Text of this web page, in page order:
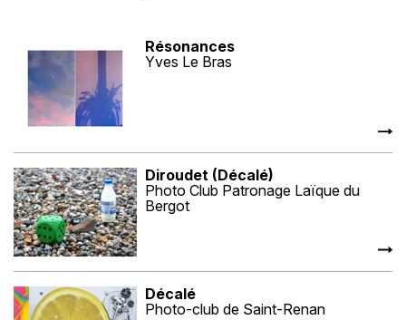
Résonances
Yves Le Bras
Diroudet (Décalé)
Photo Club Patronage Laïque du
Bergot
Décalé
Photo-club de Saint-Renan